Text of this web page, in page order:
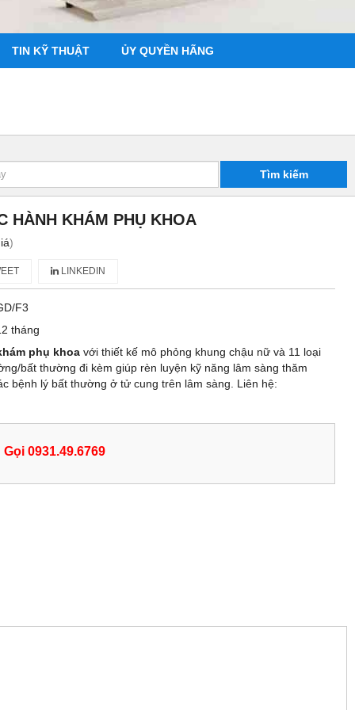
TIN KỸ THUẬT ỦY QUYỀN HÃNG
Tìm kiếm
HÀNH KHÁM PHỤ KHOA
)
LINKEDIN
F3
tháng
phụ khoavới thiết kế mô phỏng khung chậu nữ và 11 loại
bất thường đi kèm giúp rèn luyện kỹ năng lâm sàng thăm
bệnh lý bất thường ở tử cung trên lâm sàng. Liên hệ:
Gọi 0931.49.6769